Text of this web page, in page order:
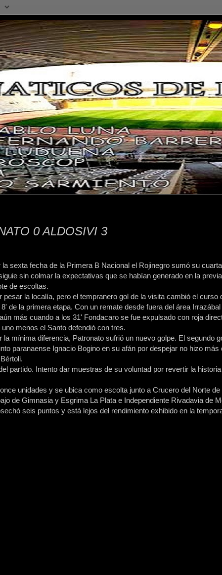
0 ALDOSIVI 3
sexta fecha de la Primera B Nacional el Rojinegro sumó su
sin colmar la expectativas que se habían generado en la
de escoltas.
pesar la localía, pero el tempranero gol de la visita cambió el curso
de la primera etapa. Con un remate desde fuera del área
más cuando a los 31' Fondacaro se fue expulsado con roja
menos el Santo defendió con tres.
mínima diferencia, Patronato sufrió un nuevo golpe. El segundo
paranaense Ignacio Bogino en su afán por despejar no hizo más
partido. Intento dar muestras de su voluntad por revertir la
unidades y se ubica como escolta junto a Crucero del Norte
de Gimnasia y Esgrima La Plata e Independiente Rivadavia de
seis puntos y está lejos del rendimiento exhibido en la